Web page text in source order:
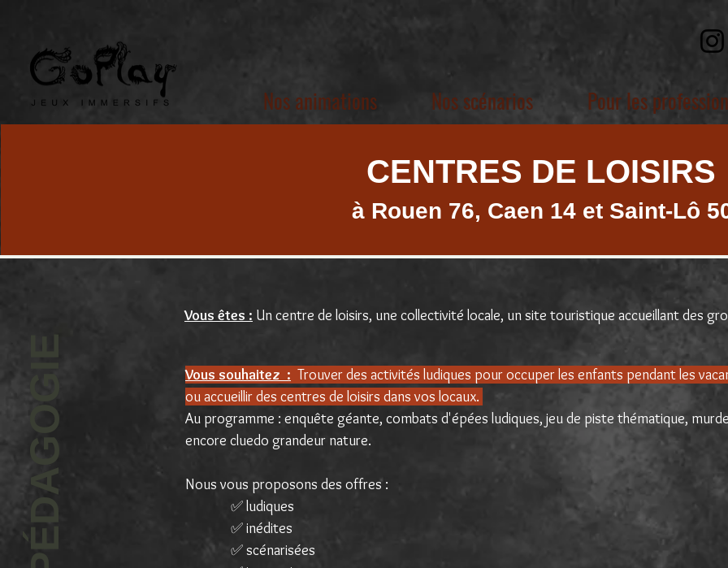
Nos animations Nos scénarios Pour les
CENTRES DE LOISIRS
à Rouen 76, Caen 14 et Saint-Lô
Vous êtes : Un centre de loisirs, une collectivité locale, un site touristique accueillant des
Vous souhaitez : Trouver des activités ludiques pour occuper les enfants pendant les
ou accueillir des centres de loisirs dans vos locaux.
Au programme : enquête géante, combats d'épées ludiques, jeu de piste thématique,
encore cluedo grandeur nature.
Nous vous proposons des offres :
✅ ludiques
✅ inédites
✅ scénarisées
PÉDAGOGIE